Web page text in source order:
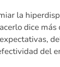
la
dice
del